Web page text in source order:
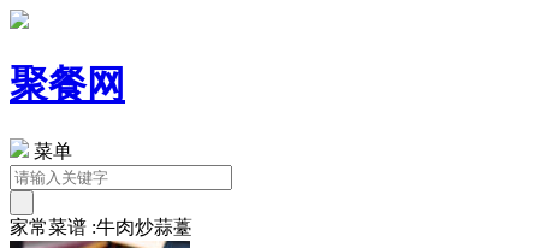
聚餐网
菜单
家常菜谱 :牛肉炒蒜薹